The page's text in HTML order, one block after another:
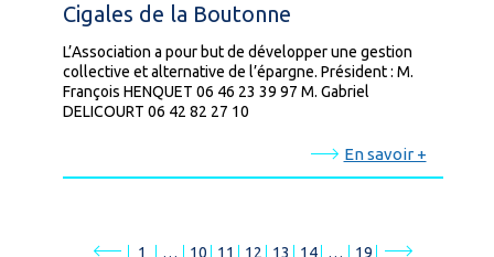
Cigales de la Boutonne
L’Association a pour but de développer une gestion
collective et alternative de l’épargne. Président : M.
François HENQUET 06 46 23 39 97 M. Gabriel
DELICOURT 06 42 82 27 10
En savoir +
1 … 10 11 12 13 14 … 19